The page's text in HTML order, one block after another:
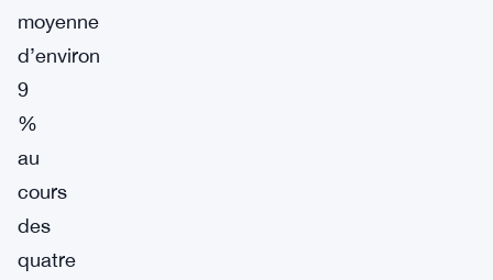
moyenne
d’environ
9
%
au
cours
des
quatre